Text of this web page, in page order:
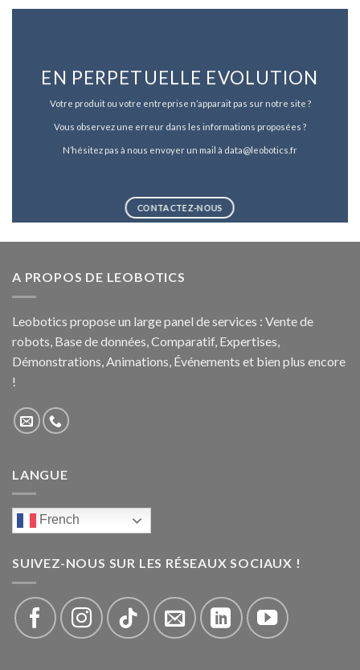
EN PERPETUELLE EVOLUTION
Votre produit ou votre entreprise n’apparait pas sur notre site ?
Vous observez une erreur dans les informations proposées ?
N’hésitez pas à nous envoyer un mail à data@leobotics.fr
CONTACTEZ-NOUS
A PROPOS DE LEOBOTICS
Leobotics propose un large panel de services : Vente de
robots, Base de données, Comparatif, Expertises,
Démonstrations, Animations, Événements et bien plus encore
!
LANGUE
French
SUIVEZ-NOUS SUR LES RÉSEAUX SOCIAUX !